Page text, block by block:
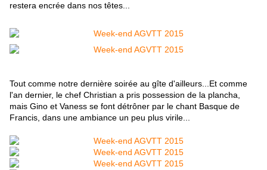
restera encrée dans nos têtes...
Tout comme notre dernière soirée au gîte d'ailleurs...Et comme
l'an dernier, le chef Christian a pris possession de la plancha,
mais Gino et Vaness se font détrôner par le chant Basque de
Francis, dans une ambiance un peu plus virile...